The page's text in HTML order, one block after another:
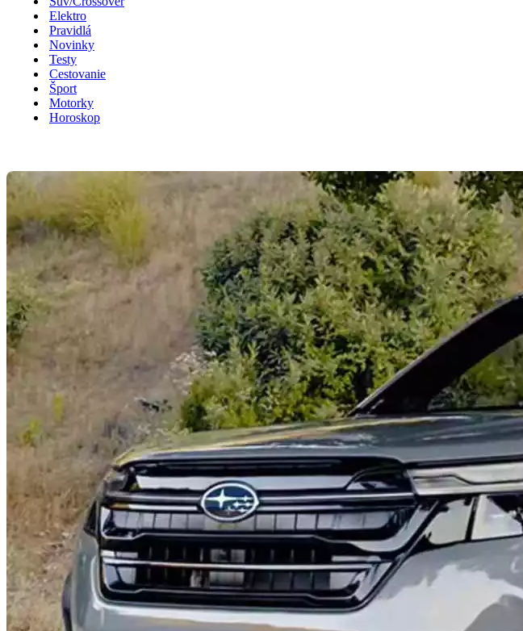
Elektro
Pravidlá
Novinky
Testy
Cestovanie
Šport
Motorky
Horoskop